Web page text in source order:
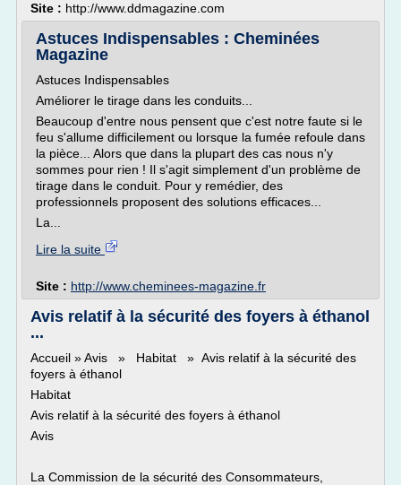
Site : http://www.ddmagazine.com
Astuces Indispensables : Cheminées
Magazine
Astuces Indispensables
Améliorer le tirage dans les conduits...
Beaucoup d'entre nous pensent que c'est notre faute si le
feu s'allume difficilement ou lorsque la fumée refoule dans
la pièce... Alors que dans la plupart des cas nous n'y
sommes pour rien ! Il s'agit simplement d'un problème de
tirage dans le conduit. Pour y remédier, des
professionnels proposent des solutions efficaces...
La...
Lire la suite
Site : http://www.cheminees-magazine.fr
Avis relatif à la sécurité des foyers à éthanol
...
Accueil » Avis » Habitat » Avis relatif à la sécurité des
foyers à éthanol
Habitat
Avis relatif à la sécurité des foyers à éthanol
Avis
La Commission de la sécurité des Consommateurs,